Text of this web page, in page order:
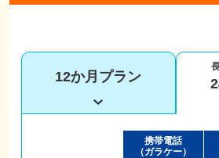
12か月プラン
携帯電話
（ガラケー）